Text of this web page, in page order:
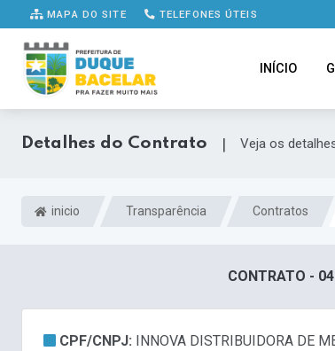
MAPA DO SITE TELEFONES ÚTEIS
INÍCIO
Detalhes do Contrato | Veja os
inicio Transparência Contratos
CONTRATO -
CPF/CNPJ:
INNOVA DISTRIBUIDORA DE